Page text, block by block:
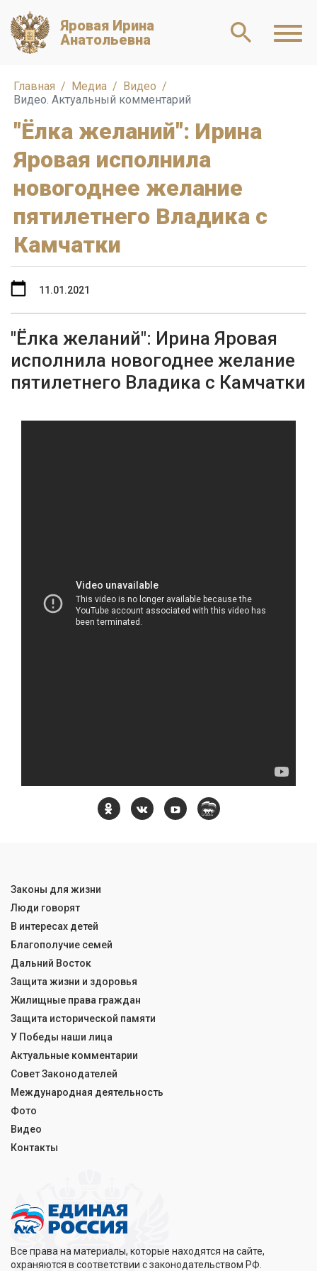
Яровая Ирина
Анатольевна
Главная Медиа
Видео
Видео. Актуальный комментарий
"Ёлка желаний": Ирина
Яровая исполнила
новогоднее желание
пятилетнего Владика с
Камчатки
"Ёлка желаний": Ирина Яровая
исполнила новогоднее желание
пятилетнего Владика с Камчатки
11.01.2021
Все права на материалы, которые находятся на сайте,
охраняются в соответствии с законодательством РФ.
Законы для жизни
Люди говорят
В интересах детей
Благополучие семей
Дальний Восток
Защита жизни и здоровья
Жилищные права граждан
Защита исторической памяти
У Победы наши лица
Актуальные комментарии
Совет Законодателей
Международная деятельность
Фото
Видео
Контакты